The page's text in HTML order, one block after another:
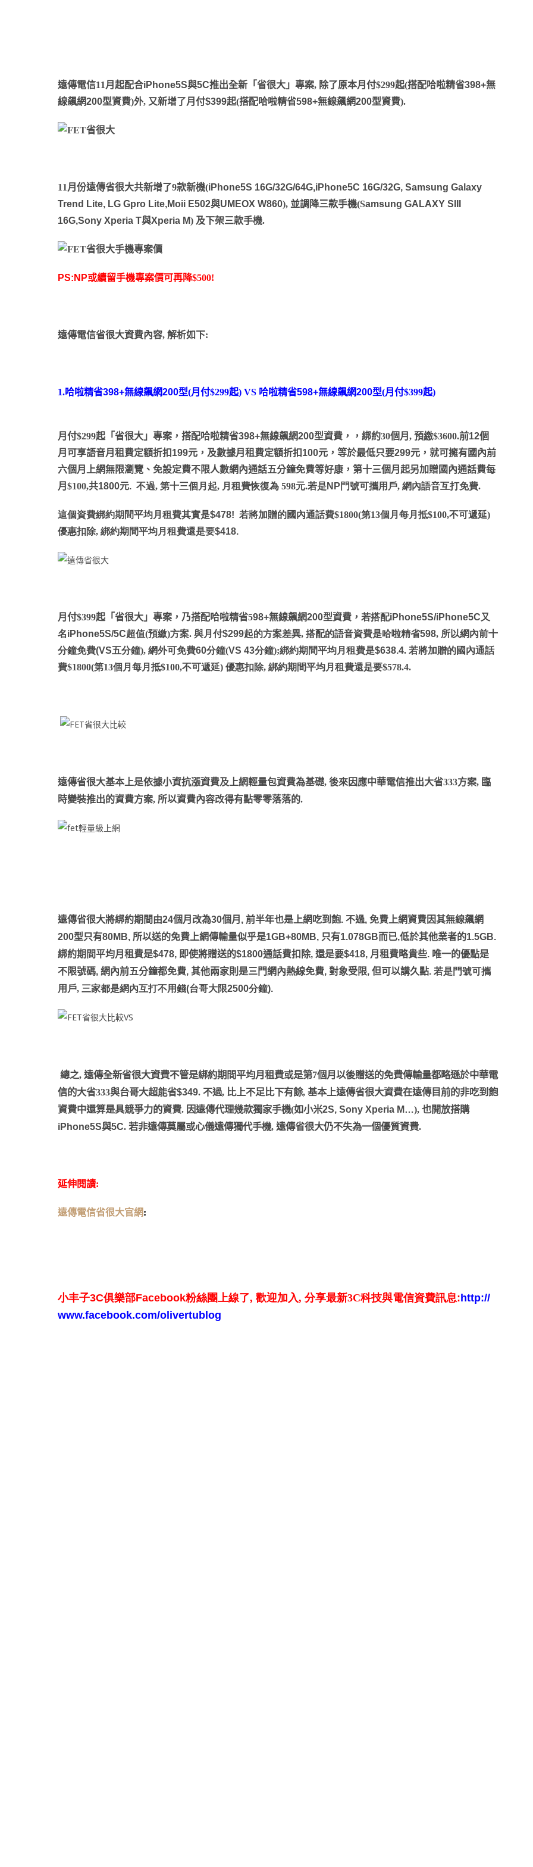
遠傳電信11月起配合iPhone5S與5C推出全新「省很大」專案, 除了原本月付$299起(搭配哈啦精省398+無
線飆網200型資費)外, 又新增了月付$399起(搭配哈啦精省598+無線飆網200型資費).
11月份遠傳省很大共新增了9款新機(iPhone5S 16G/32G/64G,iPhone5C 16G/32G, Samsung Galaxy
Trend Lite, LG Gpro Lite,Moii E502與UMEOX W860), 並調降三款手機(Samsung GALAXY SIII
16G,Sony Xperia T與Xperia M) 及下架三款手機.
PS:NP或續留手機專案價可再降$500!
遠傳電信省很大資費內容, 解析如下:
1.哈啦精省398+無線飆網200型(月付$299起) VS 哈啦精省598+無線飆網200型(月付$399起)
月付$299起「省很大」專案，搭配哈啦精省398+無線飆網200型資費， ，綁約30個月, 預繳$3600.前12個
月可享語音月租費定額折扣 199元，及數據月租費定額折扣 100元，等於最低只要299元，就可擁有國內前
六個月上網無限瀏覽、免設定費不限人數網內通話五分鐘免費等好康，第十三個月起另加贈國內通話費每
月$100,共1800元. 不過, 第十三個月起, 月租費恢復為 598元.若是NP 門號可攜用戶, 網內語音互打免費.
這個資費綁約期間平均月租費其實是$478! 若將加贈的國內通話費$1800(第13個月每月抵$100,不可遞延)
優惠扣除, 綁約期間平均月租費還是要$418.
月付$399起「省很大」專案，乃搭配哈啦精省598+無線飆網200型資費， 若搭配iPhone5S/iPhone5C又
名iPhone5S/5C超值(預繳)方案. 與月付$299起的方案差異, 搭配的語音資費是哈啦精省598, 所以網內前十
分鐘免費(VS五分鐘), 網外可免費60分鐘(VS 43分鐘);綁約期間平均月租費是$638.4. 若將加贈的國內通話
費$1800(第13個月每月抵$100,不可遞延) 優惠扣除, 綁約期間平均月租費還是要$578.4.
遠傳省很大基本上是依據小資抗漲資費及上網輕量包資費為基礎, 後來因應中華電信推出大省333方案, 臨
時變裝推出的資費方案, 所以資費內容改得有點零零落落的.
遠傳省很大將綁約期間由24個月改為30個月 , 前半年也是上網吃到飽. 不過, 免費上網資費因其無線飆網
200型只有80MB, 所以送的免費上網傳輸量似乎是1GB+80MB, 只有1.078GB而已,低於其他業者的1.5GB.
綁約期間平均月租費是$478, 即使將贈送的$1800通話費扣除, 還是要$418, 月租費略貴些. 唯一的優點是
不限號碼, 網內前五分鐘都免費, 其他兩家則是三門網內熱線免費, 對象受限, 但可以講久點. 若是門號可攜
用戶, 三家都是網內互打不用錢(台哥大限2500分鐘).
總之, 遠傳全新省很大資費不管是綁約期間平均月租費或是第7個月以後贈送的免費傳輸量都略遜於中華電
信的大省333與台哥大超能省$349. 不過, 比上不足比下有餘, 基本上遠傳省很大資費在遠傳目前的非吃到飽
資費中還算是具競爭力的資費. 因遠傳代理幾款獨家手機(如小米2S, Sony Xperia M…), 也開放搭購
iPhone5S與5C. 若非遠傳莫屬或心儀遠傳獨代手機, 遠傳省很大仍不失為一個優質資費.
延伸閱讀:
遠傳電信省很大官網:
小丰子3C俱樂部Facebook粉絲團上線了, 歡迎加入, 分享最新3C科技與電信資費訊息: http://
www.facebook.com/olivertublog